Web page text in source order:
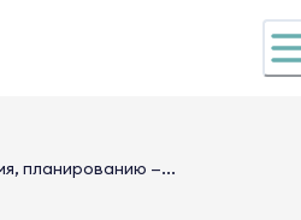
планированию —...